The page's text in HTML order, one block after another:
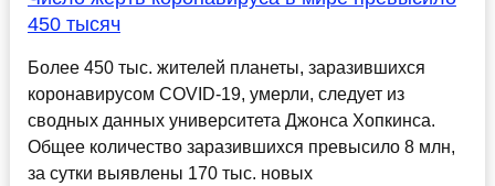
450 тысяч
Более 450 тыс. жителей планеты, заразившихся
коронавирусом COVID-19, умерли, следует из
сводных данных университета Джонса Хопкинса.
Общее количество заразившихся превысило 8 млн,
за сутки выявлены 170 тыс. новых